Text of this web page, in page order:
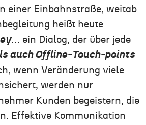
einer Einbahnstraße, weitab
heißt heute
… ein Dialog, der über jede
auch Offline-Touch-points
wenn Veränderung viele
werden nur
Kunden begeistern, die
Effektive Kommunikation